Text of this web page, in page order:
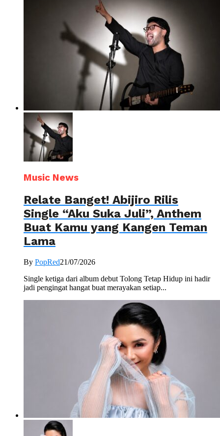
Music News
Relate Banget! Abijiro Rilis
Single “Aku Suka Juli”, Anthem
Buat Kamu yang Kangen Teman
Lama
By PopRed21/07/2026
Single ketiga dari album debut Tolong Tetap Hidup ini hadir
jadi pengingat hangat buat merayakan setiap...